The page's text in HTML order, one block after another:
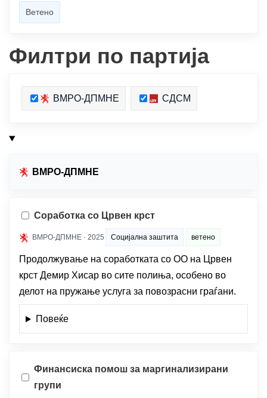
Ветено
Филтри по партија
ВМРО-ДПМНЕ СДСМ
ВМРО-ДПМНЕ
Соработка со Црвен крст
ВМРО-ДПМНЕ · 2025 Социјална заштита ветено
Продолжување на соработката со ОО на Црвен
крст Демир Хисар во сите полиња, особено во
делот на пружање услуга за повозрасни граѓани.
Повеќе
Финансиска помош за маргинализирани
групи